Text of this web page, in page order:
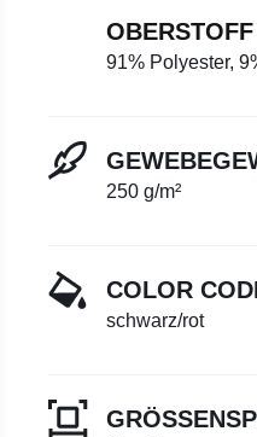
91% Polyester,
250 g/m²
COLOR
schwarz/rot